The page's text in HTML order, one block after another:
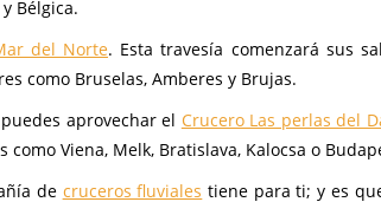
Bélgica.
del Norte. Esta travesía comenzará sus
como Bruselas, Amberes y Brujas.
aprovechar el Crucero Las perlas del
Viena, Melk, Bratislava, Kalocsa o
de cruceros fluviales tiene para ti; y es